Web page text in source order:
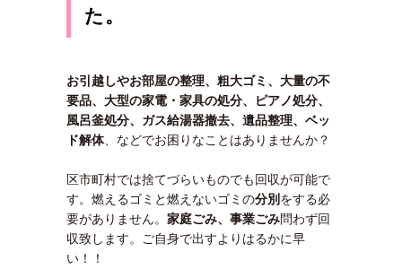
た。
お引越しやお部屋の整理、粗大ゴミ、大量の不
要品、大型の家電・家具の処分、ピアノ処分、
風呂釜処分、ガス給湯器撤去、遺品整理、ベッ
ド解体、などでお困りなことはありませんか？
区市町村では捨てづらいものでも回収が可能で
す。燃えるゴミと燃えないゴミの分別 をする必
要がありません。 家庭ごみ、事業ごみ問わず回
収致します。ご自身で出すよりはるかに早
い！！